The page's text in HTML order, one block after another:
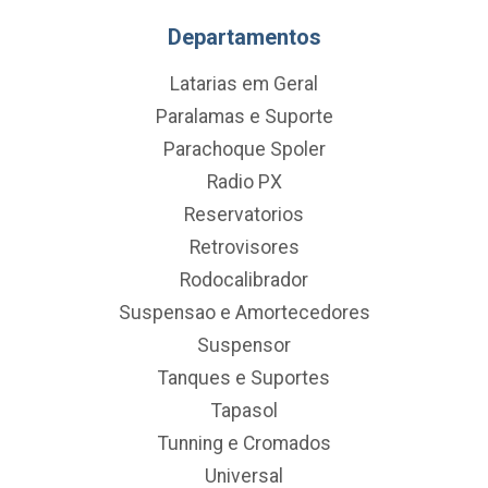
Departamentos
Latarias em Geral
Paralamas e Suporte
Parachoque Spoler
Radio PX
Reservatorios
Retrovisores
Rodocalibrador
Suspensao e Amortecedores
Suspensor
Tanques e Suportes
Tapasol
Tunning e Cromados
Universal